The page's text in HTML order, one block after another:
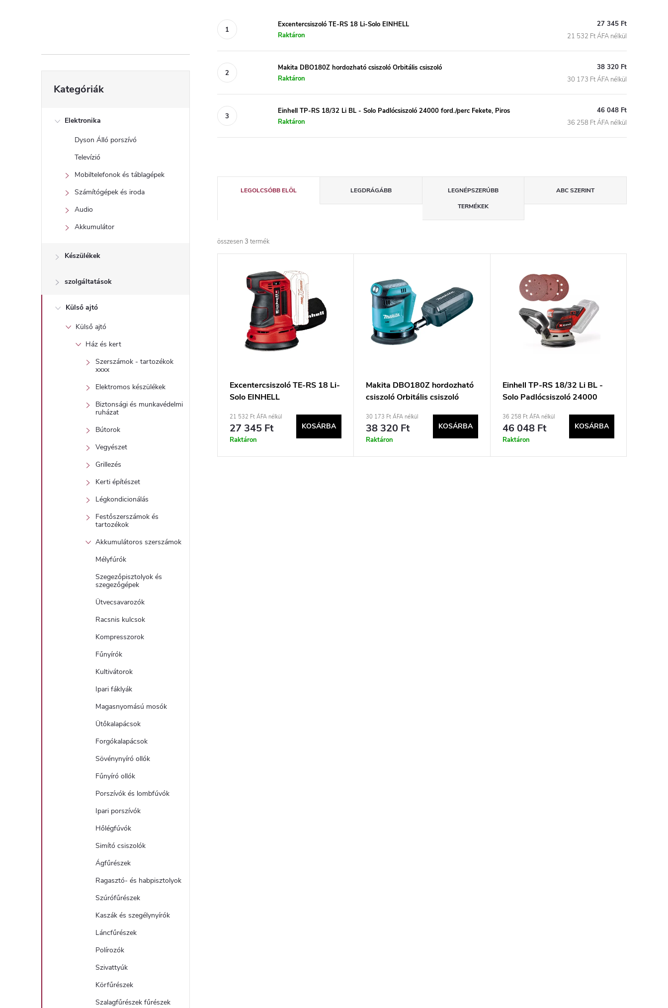
l
sátugrása
Kategóriák
Elektronika
Dyson Álló porszívó
Televízió
Mobiltelefonok és táblagépek
Számítógépek és iroda
Audio
Akkumulátor
Készülékek
szolgáltatások
Külső ajtó
Külső ajtó
Ház és kert
Szerszámok - tartozékok
xxxx
Elektromos készülékek
Biztonsági és munkavédelmi
ruházat
Bútorok
Vegyészet
Grillezés
Kerti építészet
Légkondicionálás
Festőszerszámok és
tartozékok
Akkumulátoros szerszámok
Mélyfúrók
Szegezőpisztolyok és
szegezőgépek
Ütvecsavarozók
Racsnis kulcsok
Kompresszorok
Fűnyírók
Kultivátorok
Ipari fáklyák
Magasnyomású mosók
Ütőkalapácsok
Forgókalapácsok
Sövénynyíró ollók
Fűnyíró ollók
Porszívók és lombfúvók
Ipari porszívók
Hőlégfúvók
Simító csiszolók
Ágfűrészek
Ragasztó- és habpisztolyok
Szúrófűrészek
Kaszák és szegélynyírók
Láncfűrészek
Polírozók
Szivattyúk
Körfűrészek
Szalagfűrészek fűrészek
Excentercsiszoló TE-RS 18 Li-Solo EINHELL
Raktáron
27 345 Ft
21 532 Ft ÁFA nélkül
Makita DBO180Z hordozható csiszoló Orbitális csiszoló
Raktáron
38 320 Ft
30 173 Ft ÁFA nélkül
Einhell TP-RS 18/32 Li BL - Solo Padlócsiszoló 24000 ford./perc Fekete, Piros
Raktáron
46 048 Ft
36 258 Ft ÁFA nélkül
e
r
m
d
LEGOLCSÓBB ELÖL LEGDRÁGÁBB
LEGNÉPSZERŰBB
TERMÉKEK
ABC SZERINT
összesen 3 termék
l
Excentercsiszoló TE-RS 18 Li-
Solo EINHELL
21 532 Ft ÁFA nélkül
27 345 Ft
Raktáron
KOSÁRBA
Makita DBO180Z hordozható
csiszoló Orbitális csiszoló
30 173 Ft ÁFA nélkül
38 320 Ft
Raktáron
KOSÁRBA
Einhell TP-RS 18/32 Li BL -
Solo Padlócsiszoló 24000
36 258 Ft ÁFA nélkül
46 048 Ft
Raktáron
KOSÁRBA